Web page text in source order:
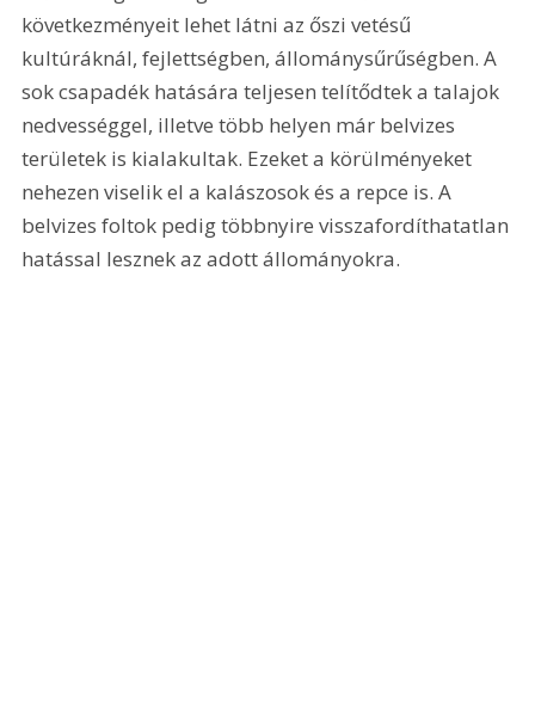
következményeit lehet látni az őszi vetésű
kultúráknál, fejlettségben, állománysűrűségben. A
sok csapadék hatására teljesen telítődtek a talajok
nedvességgel, illetve több helyen már belvizes
területek is kialakultak. Ezeket a körülményeket
nehezen viselik el a kalászosok és a repce is. A
belvizes foltok pedig többnyire visszafordíthatatlan
hatással lesznek az adott állományokra.